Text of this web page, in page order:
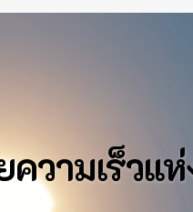
วามเร็วแ